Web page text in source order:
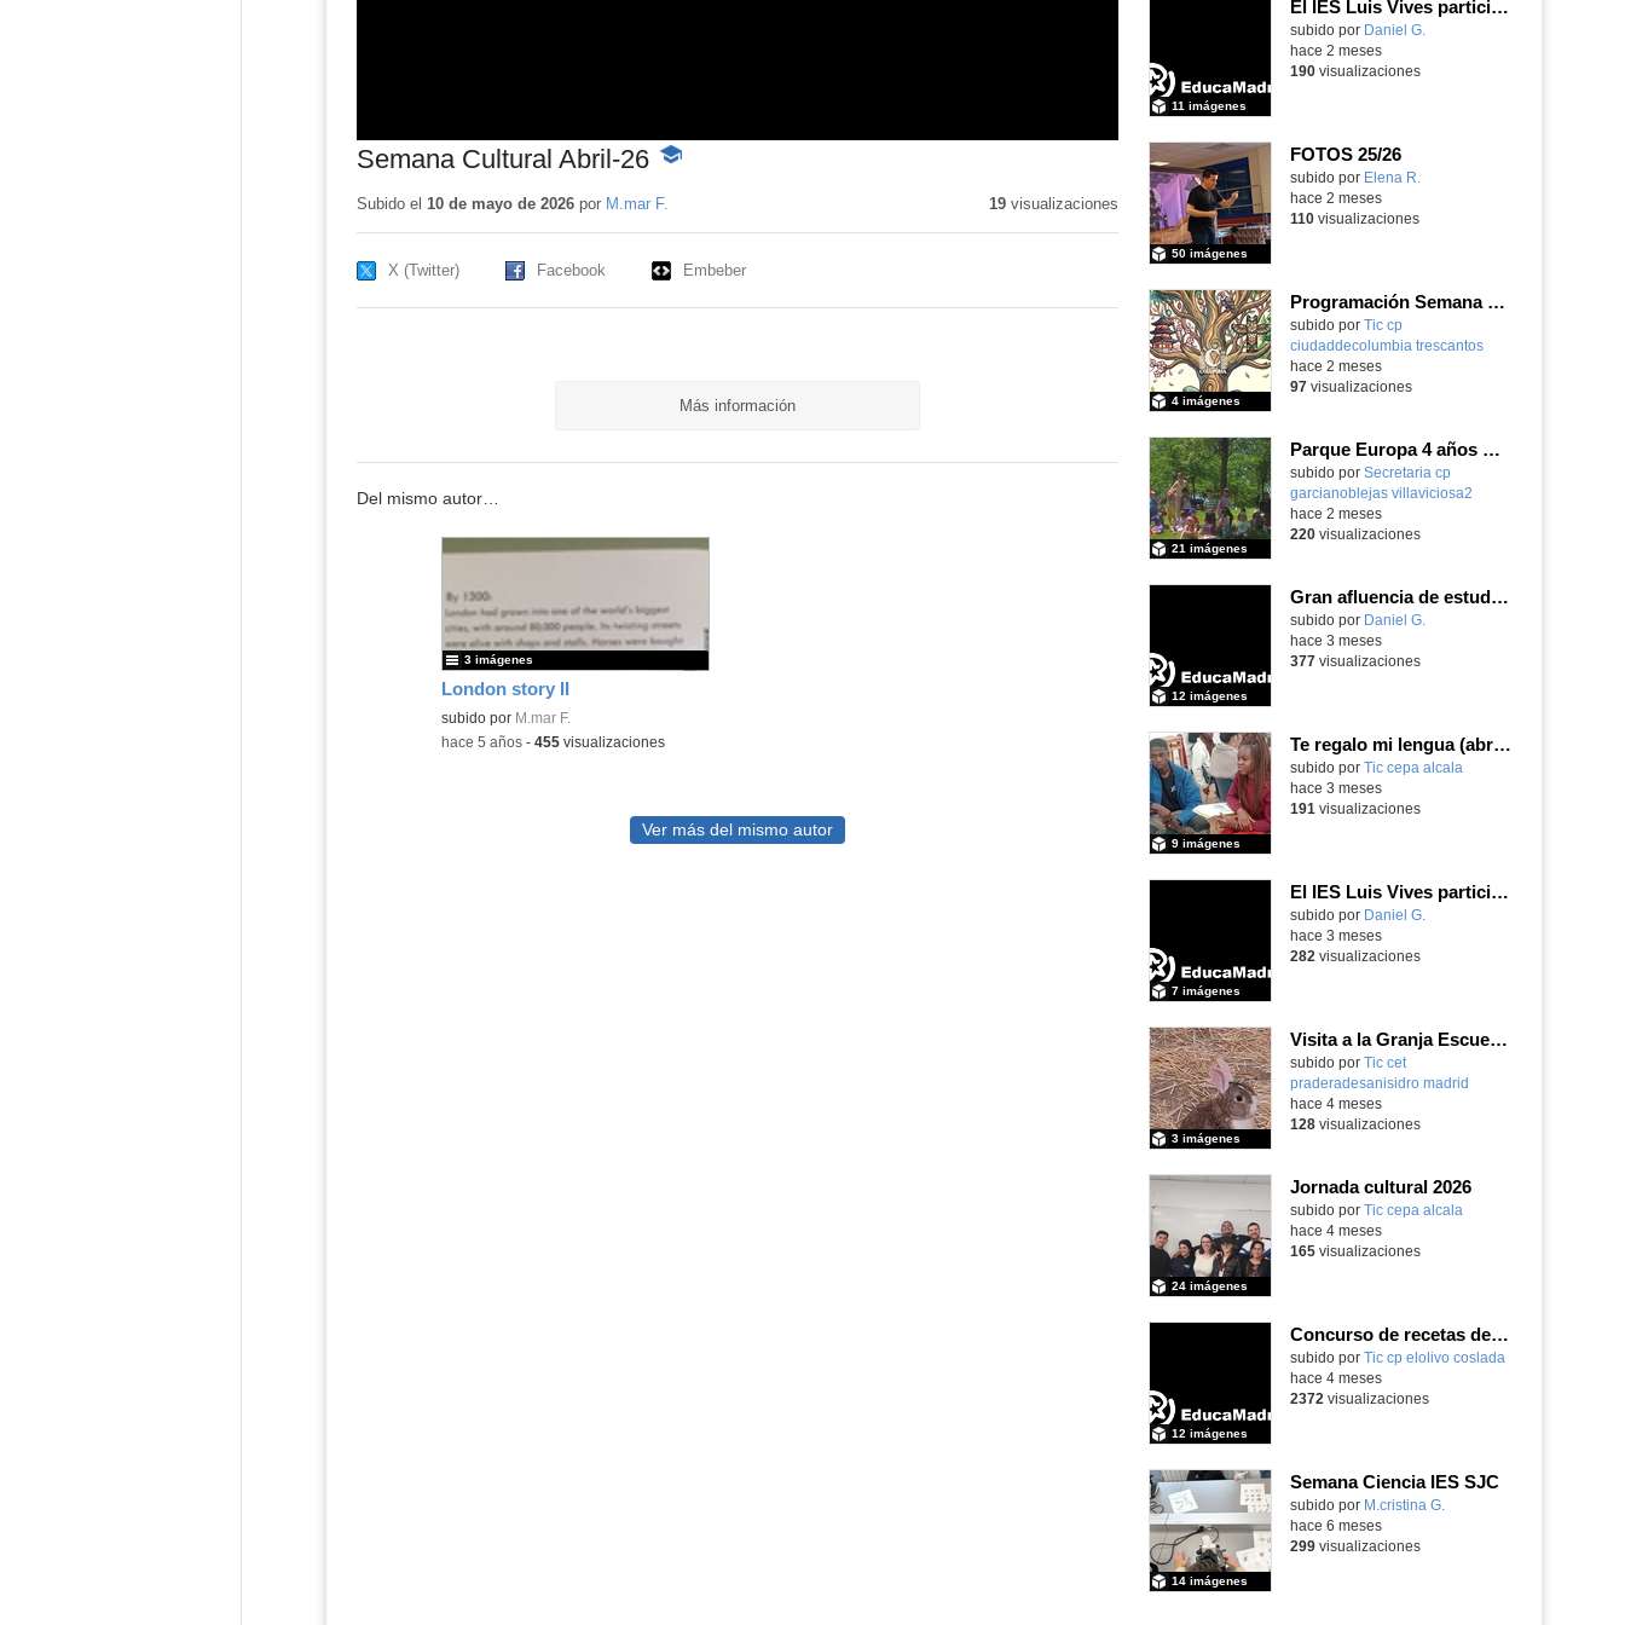
Semana Cultural Abril-26 -
educativo
Subido el 10 de mayo de 2026por M.mar F. 19visualizaciones
X (Twitter) Facebook Embeber
Más información
Del mismo autor…
London story II
subido por M.mar F.
3 imágenes
-hace 5 años- 455visualizaciones
Ver más del mismo autor
El IES Luis Vives participa en la jornada de trabajo sobre mecanizado CNC e Industria 4.0
subido por Daniel G.
11 imágenes
hace 2 meses
190visualizaciones
FOTOS 25/26
Contenido educativo.
subido por Elena R.
50 imágenes
hace 2 meses
110visualizaciones
Programación Semana Cultural 2025-26
subido por Tic cp
ciudaddecolumbia trescantos
4 imágenes
-
hace 2 meses
97visualizaciones
Parque Europa 4 años Pequeño oeste 2025-26
Contenido educativo.
subido por Secretaria cp
garcianoblejas villaviciosa2
21 imágenes
hace 2 meses
220visualizaciones
Gran afluencia de estudiantes y familias en la jornada de puertas abiertas que nuestro centro desarrolló el pasado 23 de abril de 2026
subido por Daniel G.
12 imágenes
hace 3 meses
377visualizaciones
Te regalo mi lengua (abril 2026)
subido por Tic cepa alcala
9 imágenes
hace 3 meses
191 visualizaciones
El IES Luis Vives participa en la reunión de coordinación del proyecto de innovación MEFPD - CNC e Industria 4.0
subido por Daniel G.
7 imágenes
hace 3 meses
282 visualizaciones
Visita a la Granja Escuela "El Álamo"
Contenido educativo.
subido por Tic cet
praderadesanisidro madrid
3 imágenes
hace 4 meses
128visualizaciones
Jornada cultural 2026
subido por Tic cepa alcala
24 imágenes
hace 4 meses
165visualizaciones
Concurso de recetas de los abuelos CEIP El Olivo 2025/26
subido por Tic cp elolivo coslada
12 imágenes
hace 4 meses
2372 visualizaciones
Semana Ciencia IES SJC- Contenido
Contenido educativo.
subido por M.cristina G.
14 imágenes
hace 6 meses
299visualizaciones